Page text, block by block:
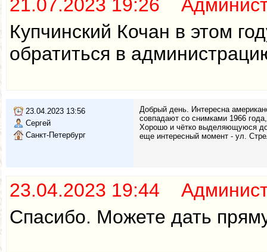
21.07.2023 19:26
Купчинский Кочан в этом
обратиться в
23.04.2023 13:56
Сергей
Санкт-Петербург
Добрый день. Интересна
совпадают со снимками 1966
Хорошо и чётко выделяющуюся
еще интересный момент - ул.
23.04.2023 19:44
Спасибо. Можете дать